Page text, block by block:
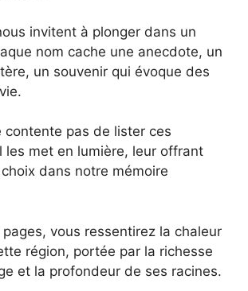
invitent à plonger dans un
nom cache une anecdote, un
un souvenir qui évoque des
contente pas de lister ces
les met en lumière, leur offrant
dans notre mémoire
vous ressentirez la chaleur
région, portée par la richesse
et la profondeur de ses racines.